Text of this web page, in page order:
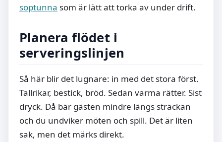
soptunna som är lätt att torka av under drift.
Planera flödet i
serveringslinjen
Så här blir det lugnare: in med det stora först.
Tallrikar, bestick, bröd. Sedan varma rätter. Sist
dryck. Då bär gästen mindre längs sträckan
och du undviker möten och spill. Det är liten
sak, men det märks direkt.